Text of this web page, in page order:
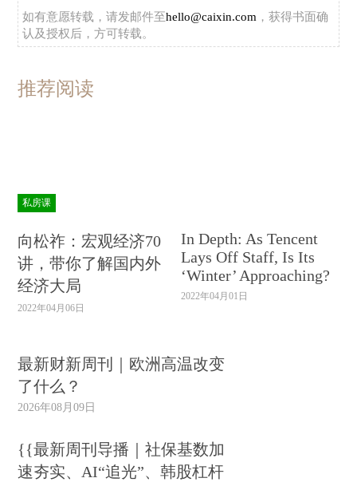
如有意愿转载，请发邮件至hello@caixin.com ，获得书面确
认及授权后，方可转载。
推荐阅读
私房课
向松祚：宏观经济70
讲，带你了解国内外
经济大局
2022年04月06日
In Depth: As Tencent
Lays Off Staff, Is Its
‘Winter’ Approaching?
2022年04月01日
最新财新周刊｜欧洲高温改变
了什么？
2026年08月09日
{{最新周刊导播｜社保基数加
速夯实、AI“追光”、韩股杠杆